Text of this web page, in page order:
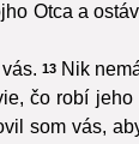
Otca a
13 Nik
čo robí
som vás,